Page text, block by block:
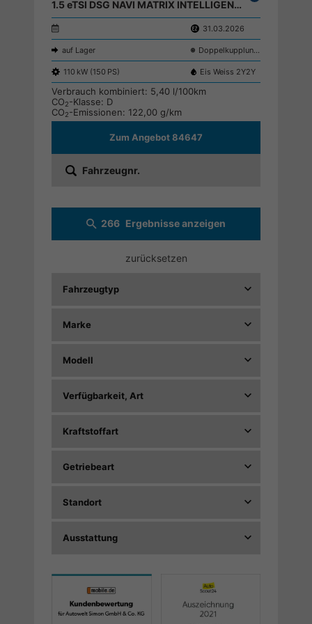
1.5 eTSI DSG NAVI MATRIX INTELLIGENT DRIVE KEYLESS SHZ RFK ;
31.03.2026
auf Lager Doppelkupplungsgetriebe (DSG)
110 kW (150 PS) Eis Weiss 2Y2Y
Verbrauch kombiniert: 5,40 l/100km
CO2-Klasse: D
CO2-Emissionen: 122,00 g/km
Zum Angebot 84647
Fahrzeugtyp
Marke
Modell
Verfügbarkeit, Art
Kraftstoffart
Getriebeart
Standort
Ausstattung
266 Ergebnisse anzeigen
zurücksetzen